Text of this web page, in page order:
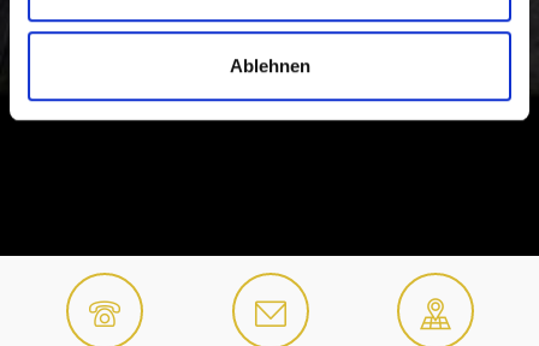
Ablehnen